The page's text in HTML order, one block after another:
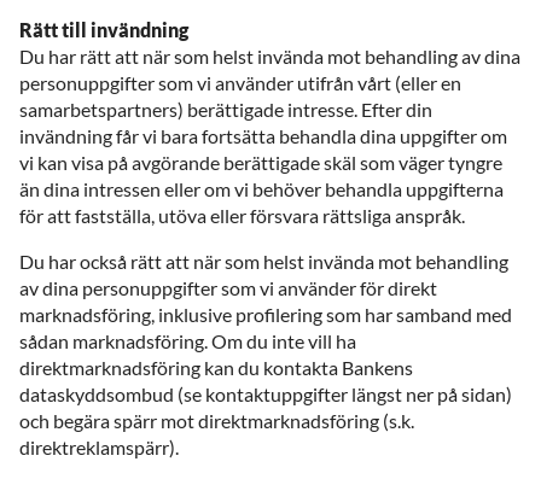
Rätt till invändning
Du har rätt att när som helst invända mot behandling av dina
personuppgifter som vi använder utifrån vårt (eller en
samarbetspartners) berättigade intresse. Efter din
invändning får vi bara fortsätta behandla dina uppgifter om
vi kan visa på avgörande berättigade skäl som väger tyngre
än dina intressen eller om vi behöver behandla uppgifterna
för att fastställa, utöva eller försvara rättsliga anspråk.
Du har också rätt att när som helst invända mot behandling
av dina personuppgifter som vi använder för direkt
marknadsföring, inklusive profilering som har samband med
sådan marknadsföring. Om du inte vill ha
direktmarknadsföring kan du kontakta Bankens
dataskyddsombud (se kontaktuppgifter längst ner på sidan)
och begära spärr mot direktmarknadsföring (s.k.
direktreklamspärr).